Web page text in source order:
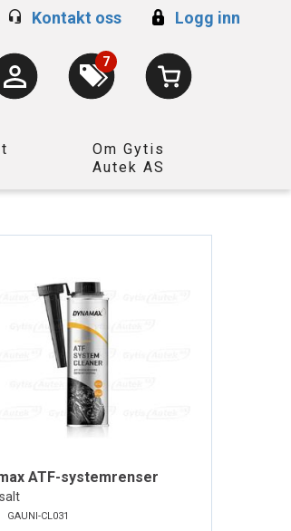
Kontakt oss Logg inn
7
Om Gytis
Autek AS
ATF-systemrenser
GAUNI-CL031